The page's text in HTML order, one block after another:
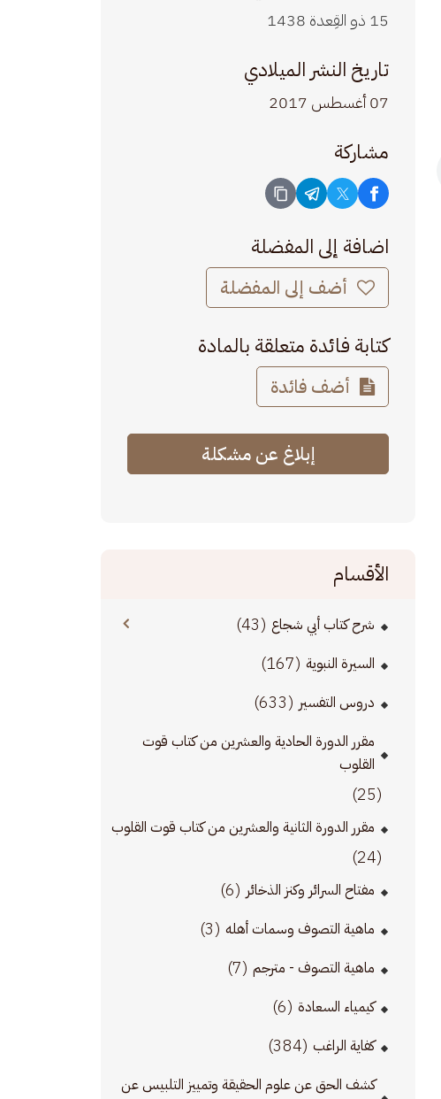
15 ذو القِعدة 1438
تاريخ النشر الميلادي
07 أغسطس 2017
مشاركة
اضافة إلى المفضلة
أضف إلى المفضلة
كتابة فائدة متعلقة بالمادة
أضف فائدة
إبلاغ عن مشكلة
الأقسام
شرح كتاب أبي شجاع (43)
السيرة النبوية (167)
دروس التفسير (633)
مقرر الدورة الحادية والعشرين من كتاب قوت
القلوب
(25)
مقرر الدورة الثانية والعشرين من كتاب قوت القلوب
(24)
مفتاح السرائر وكنز الذخائر (6)
ماهية التصوف وسمات أهله (3)
ماهية التصوف - مترجم (7)
كيمياء السعادة (6)
كفاية الراغب (384)
كشف الحق عن علوم الحقيقة وتمييز التلبيس عن